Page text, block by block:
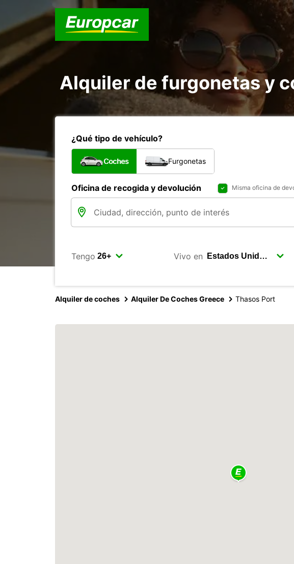
Alquiler de furgonetas y
¿Qué tipo de vehículo?
Coches Furgonetas
Oficina de recogida y devolución Misma oficina de
Tengo Vivo en
Alquiler de coches Alquiler De Coches Greece Thasos Port